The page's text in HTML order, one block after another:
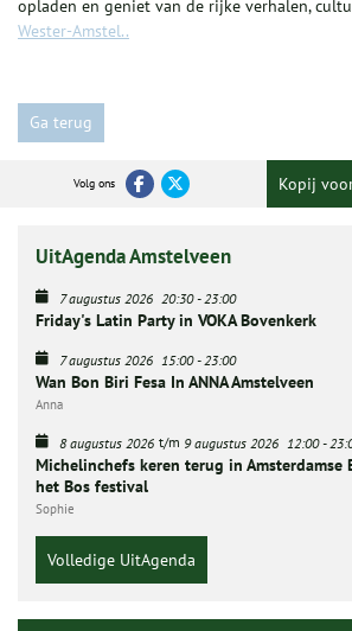
opladen en geniet van de rijke verhalen,
Wester-Amstel..
Ga terug
Volg ons Kopij
UitAgenda Amstelveen
7 augustus 2026 20:30-23:00
Friday's Latin Party in VOKA Bovenkerk
7 augustus 2026 15:00-23:00
Wan Bon Biri Fesa In ANNA Amstelveen
Anna
8 augustus 2026 t/m 9 augustus 2026 12:00-
Michelinchefs keren terug in Amsterdamse
het Bos festival
Sophie
Volledige UitAgenda